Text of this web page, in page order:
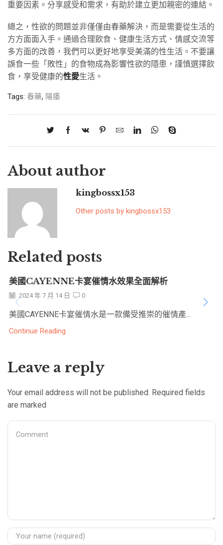
重要因素。分享感受和需求，有助於建立更加親密的連結。
總之，性欲的問題並非僅僅由春藥解決，而是需要從生活的
方方面面入手。通過合理飲食、健康生活方式、情感交流等
多方面的改善，我們可以更好地享受美滿的性生活。不要讓
誤食一些「敗性」的食物成為影響性欲的隱患，謹慎選擇飲
食，享受健康的性愛生活。
Tags: 春藥, 陽痿
About author
kingbossx153
Other posts by kingbossx153
Related posts
美國CAYENNE卡宴催情水效果全面解析
2024 年 7 月 14 日 0
美國CAYENNE卡宴催情水是一款備受推崇的催情產...
Continue Reading
Leave a reply
Your email address will not be published. Required fields
are marked